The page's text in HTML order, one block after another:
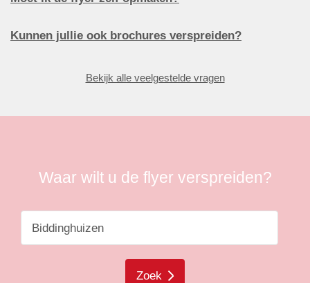
Kunnen jullie ook brochures verspreiden?
Bekijk alle veelgestelde vragen
Waar wilt u de flyer verspreiden?
Zoek